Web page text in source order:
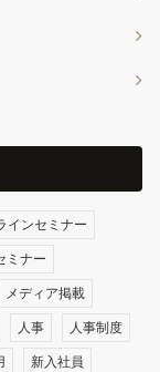
インセミナー
ミナー
メディア掲載
人事 人事制度
新入社員